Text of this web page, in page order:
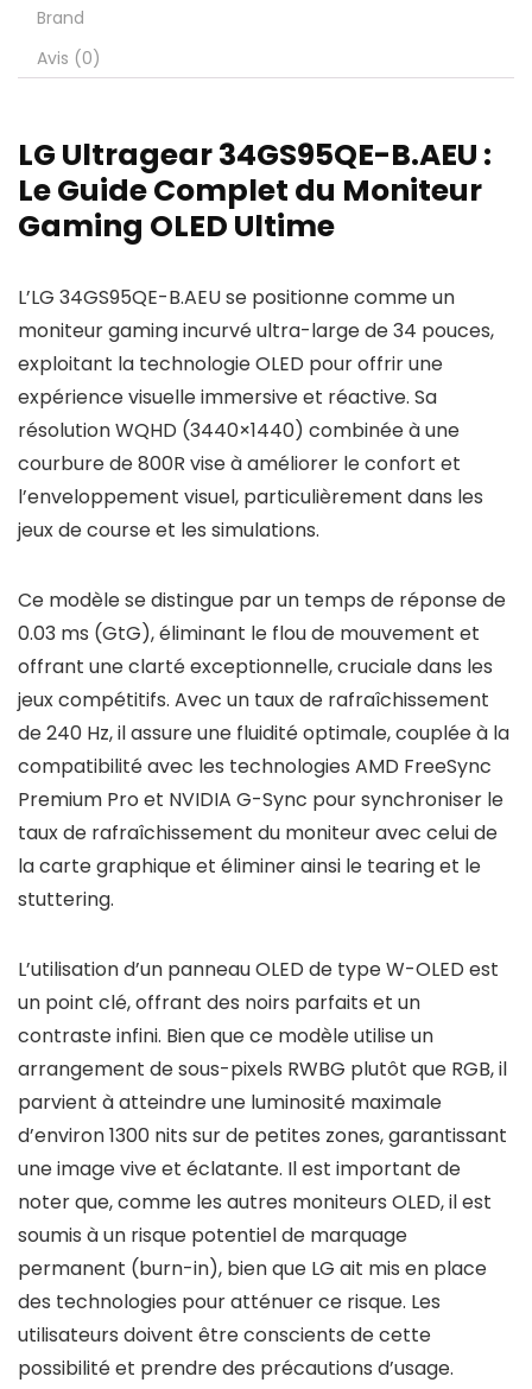
Brand
Avis (0)
LG Ultragear 34GS95QE-B.AEU :
Le Guide Complet du Moniteur
Gaming OLED Ultime
L’LG 34GS95QE-B.AEU se positionne comme un
moniteur gaming incurvé ultra-large de 34 pouces,
exploitant la technologie OLED pour offrir une
expérience visuelle immersive et réactive. Sa
résolution WQHD (3440×1440) combinée à une
courbure de 800R vise à améliorer le confort et
l’enveloppement visuel, particulièrement dans les
jeux de course et les simulations.
Ce modèle se distingue par un temps de réponse de
0.03 ms (GtG), éliminant le flou de mouvement et
offrant une clarté exceptionnelle, cruciale dans les
jeux compétitifs. Avec un taux de rafraîchissement
de 240 Hz, il assure une fluidité optimale, couplée à la
compatibilité avec les technologies AMD FreeSync
Premium Pro et NVIDIA G-Sync pour synchroniser le
taux de rafraîchissement du moniteur avec celui de
la carte graphique et éliminer ainsi le tearing et le
stuttering.
L’utilisation d’un panneau OLED de type W-OLED est
un point clé, offrant des noirs parfaits et un
contraste infini. Bien que ce modèle utilise un
arrangement de sous-pixels RWBG plutôt que RGB, il
parvient à atteindre une luminosité maximale
d’environ 1300 nits sur de petites zones, garantissant
une image vive et éclatante. Il est important de
noter que, comme les autres moniteurs OLED, il est
soumis à un risque potentiel de marquage
permanent (burn-in), bien que LG ait mis en place
des technologies pour atténuer ce risque. Les
utilisateurs doivent être conscients de cette
possibilité et prendre des précautions d’usage.